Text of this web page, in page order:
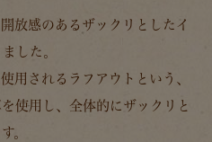
放感のあるザックリとしたイ
した。
用されるラフアウトという、
使用し、全体的にザックリと
。